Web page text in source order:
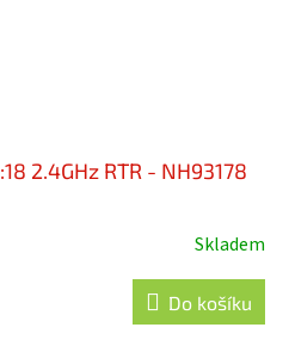
2.4GHz RTR - NH93178
Skladem
Do košíku